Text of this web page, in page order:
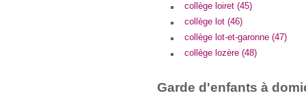
collège loiret (45)
collège lot (46)
collège lot-et-garonne (47)
collège lozère (48)
Garde d'enfants à